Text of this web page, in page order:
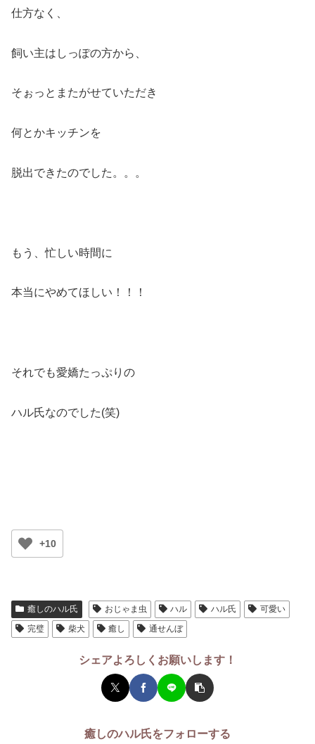
仕方なく、
飼い主はしっぽの方から、
そぉっとまたがせていただき
何とかキッチンを
脱出できたのでした。。。
もう、忙しい時間に
本当にやめてほしい！！！
それでも愛嬌たっぷりの
ハル氏なのでした(笑)
+10
癒しのハル氏 おじゃま虫 ハル ハル氏
可愛い
完璧
柴犬 癒し 通せんぼ
シェアよろしくお願いします！
癒しのハル氏をフォローする